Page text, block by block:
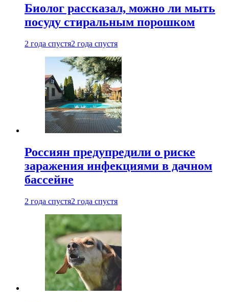
Биолог рассказал, можно ли мыть
посуду стиральным порошком
2 года спустя2 года спустя
Россиян предупредили о риске
заражения инфекциями в дачном
бассейне
2 года спустя2 года спустя